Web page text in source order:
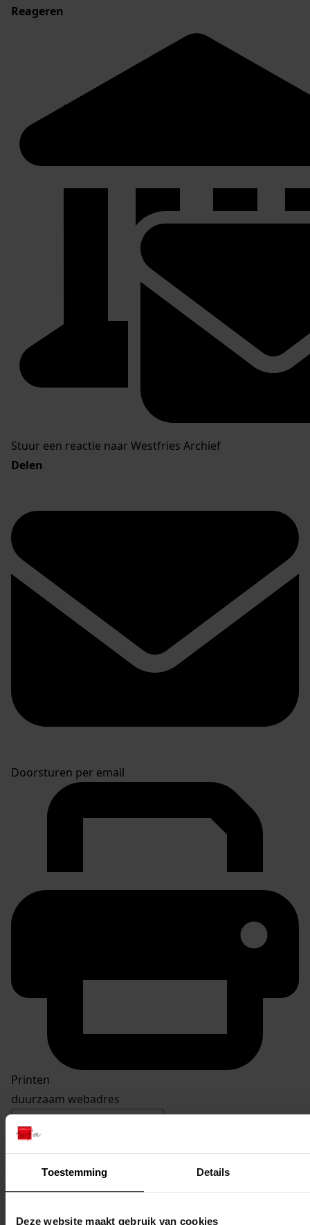
Toestemming Details
Deze website maakt gebruik van cookies
Reageren
Stuur een reactie naar Westfries Archief
Delen
Doorsturen per email
Printen
duurzaam webadres
Inventaris